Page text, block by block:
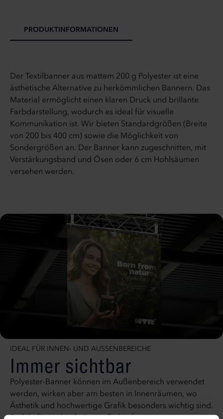
PRODUKTINFORMATIONEN
Der Textilbanner aus mattem 200 g Polyester ist eine
ästhetische Alternative zu herkömmlichen Bannern. Das
Material ermöglicht einen klaren Druck und brillante
Farbdarstellung, wodurch es ideal für visuelle
Kommunikation ist. Wir bieten Standardgrößen (Breite
von 200 bis 400 cm) sowie die Möglichkeit von
Sondergrößen an. Der Banner kann zugeschnitten, mit
Verstärkungsband und Ösen oder 6 cm Hohlsäumen
versehen werden.
IDEAL FÜR INNEN- UND AUSSENBEREICHE
Immer sichtbar
Polyester-Banner können im Außenbereich verwendet
werden, wirken aber am besten in Innenräumen, wo
Ästhetik und hochwertige Grafik besonders wichtig sind.